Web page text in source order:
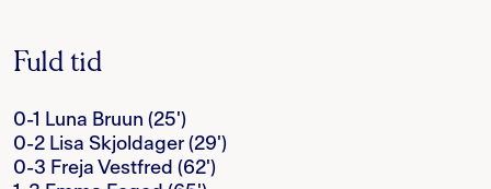
Fuld tid
0-1 Luna Bruun (25')
0-2 Lisa Skjoldager (29')
0-3 Freja Vestfred (62')